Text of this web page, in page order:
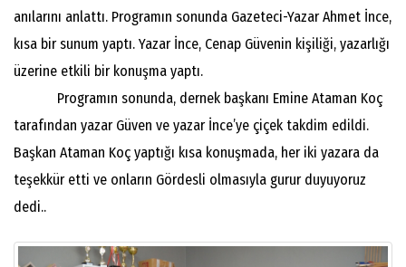
anılarını anlattı. Programın sonunda Gazeteci-Yazar Ahmet İnce,
kısa bir sunum yaptı. Yazar İnce, Cenap Güvenin kişiliği, yazarlığı
üzerine etkili bir konuşma yaptı.
Programın sonunda, dernek başkanı Emine Ataman Koç
tarafından yazar Güven ve yazar İnce’ye çiçek takdim edildi.
Başkan Ataman Koç yaptığı kısa konuşmada, her iki yazara da
teşekkür etti ve onların Gördesli olmasıyla gurur duyuyoruz
dedi..